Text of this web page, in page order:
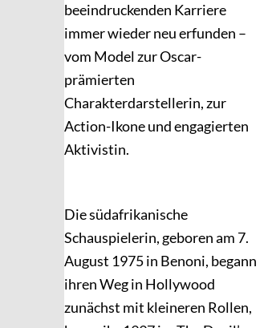
beeindruckenden Karriere
immer wieder neu erfunden –
vom Model zur Oscar-
prämierten
Charakterdarstellerin, zur
Action-Ikone und engagierten
Aktivistin.
Die südafrikanische
Schauspielerin, geboren am 7.
August 1975 in Benoni, begann
ihren Weg in Hollywood
zunächst mit kleineren Rollen,